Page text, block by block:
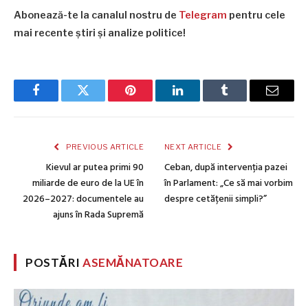
Abonează-te la canalul nostru de Telegram pentru cele
mai recente știri și analize politice!
FacebookTwitter Pinterest LinkedInTumblr Email
PREVIOUS ARTICLE
Kievul ar putea primi 90
miliarde de euro de la UE în
2026–2027: documentele au
ajuns în Rada Supremă
NEXT ARTICLE
Ceban, după intervenția pazei
în Parlament: „Ce să mai vorbim
despre cetățenii simpli?”
POSTĂRIASEMĂNATOARE